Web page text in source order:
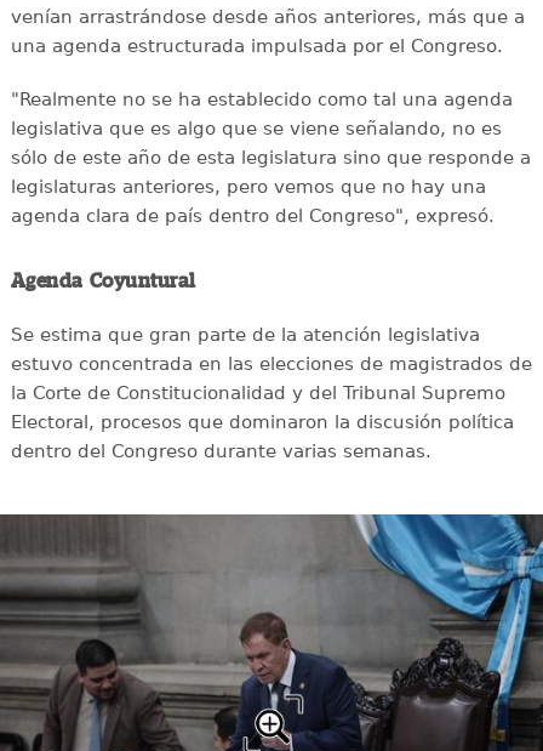
venían arrastrándose desde años anteriores, más que a
una agenda estructurada impulsada por el Congreso.
"Realmente no se ha establecido como tal una agenda
legislativa que es algo que se viene señalando, no es
sólo de este año de esta legislatura sino que responde a
legislaturas anteriores, pero vemos que no hay una
agenda clara de país dentro del Congreso", expresó.
Agenda Coyuntural
Se estima que gran parte de la atención legislativa
estuvo concentrada en las elecciones de magistrados de
la Corte de Constitucionalidad y del Tribunal Supremo
Electoral, procesos que dominaron la discusión política
dentro del Congreso durante varias semanas.